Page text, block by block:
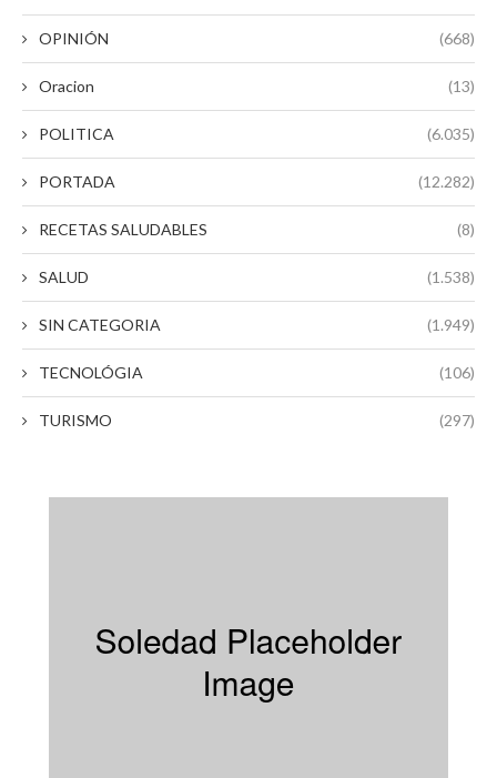
OPINIÓN (668)
Oracion (13)
POLITICA (6.035)
PORTADA (12.282)
RECETAS SALUDABLES (8)
SALUD (1.538)
SIN CATEGORIA (1.949)
TECNOLÓGIA (106)
TURISMO (297)